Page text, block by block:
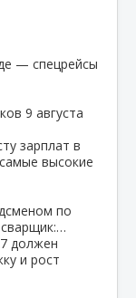
— спецрейсы
9 августа
зарплат в
высокие
по
должен
и рост